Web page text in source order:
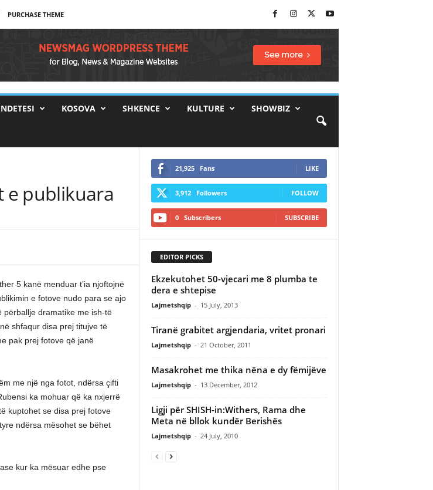
PURCHASE THEME
KOSOVA SHKENCE KULTURE SHOWBIZ
e publikuara
5 kanë menduar t’ia njoftojnë
e fotove nudo para se ajo
përballje dramatike me ish-të
shfaqur disa prej titujve të
pak prej fotove që janë
me një nga fotot, ndërsa çifti
ka mohuar që ka nxjerrë
kuptohet se disa prej fotove
ndërsa mësohet se bëhet
kur ka mësuar edhe pse
21,925 Fans LIKE
3,912 Followers FOLLOW
0 Subscribers SUBSCRIBE
EDITOR PICKS
Ekzekutohet 50-vjecari me 8 plumba te
dera e shtepise
Lajmetshqip - 15 July, 2013
Tiranë grabitet argjendaria, vritet pronari
Lajmetshqip - 21 October, 2011
Masakrohet me thika nëna e dy fëmijëve
Lajmetshqip - 13 December, 2012
Ligji për SHISH-in:Withers, Rama dhe
Meta në bllok kundër Berishës
Lajmetshqip - 24 July, 2010